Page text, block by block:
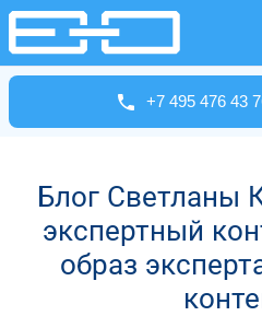
+7 495 476 43
Блог Светланы
экспертный
образ